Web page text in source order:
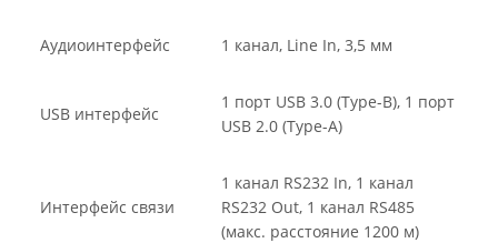
Аудиоинтерфейс 1 канал, Line In, 3,5 мм
USB интерфейс
1 порт USB 3.0 (Type-B), 1 порт
USB 2.0 (Type-A)
Интерфейс связи
1 канал RS232 In, 1 канал
RS232 Out, 1 канал RS485
(макс. расстояние 1200 м)